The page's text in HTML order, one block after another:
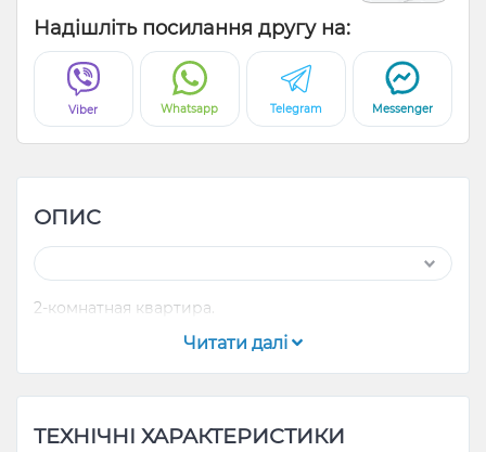
Надішліть посилання другу на:
Viber Whatsapp Telegram Messenger
ОПИС
2-комнатная квартира.
Читати далі
ТЕХНІЧНІ ХАРАКТЕРИСТИКИ